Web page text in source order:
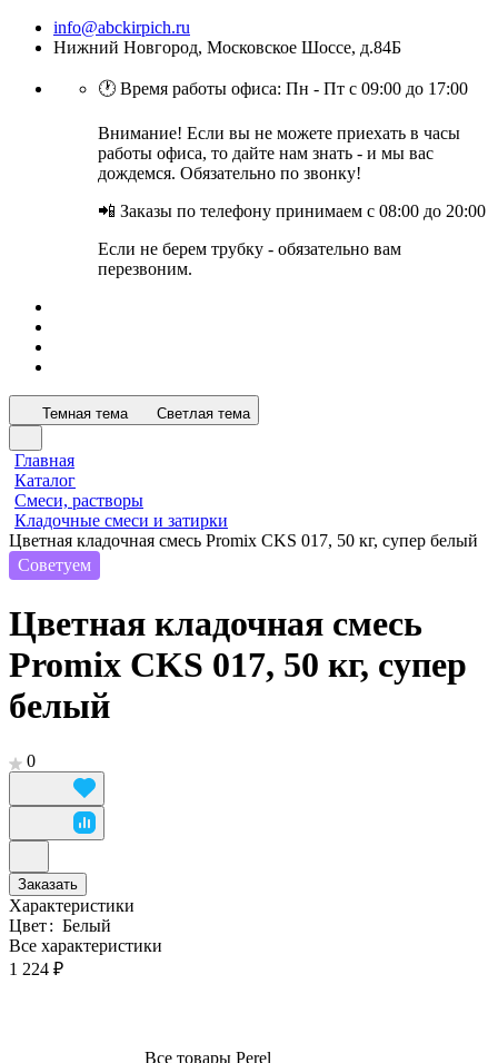
info@abckirpich.ru
Нижний Новгород, Московское Шоссе, д.84Б
🕐 Время работы офиса: Пн - Пт с 09:00 до 17:00
Внимание! Если вы не можете приехать в часы
работы офиса, то дайте нам знать - и мы вас
дождемся. Обязательно по звонку!
📲 Заказы по телефону принимаем с 08:00 до 20:00
Если не берем трубку - обязательно вам
перезвоним.
Темная тема Светлая тема
Главная
Каталог
Смеси, растворы
Кладочные смеси и затирки
Цветная кладочная смесь Promix CKS 017, 50 кг, супер белый
Советуем
Цветная кладочная смесь
Promix CKS 017, 50 кг, супер
белый
0
Заказать
Характеристики
Цвет: Белый
Все характеристики
1 224 ₽
Все товары Perel